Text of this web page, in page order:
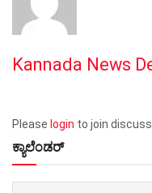
Kannada News
Please login to join
ಕ್ಯಾಲೆಂಡರ್